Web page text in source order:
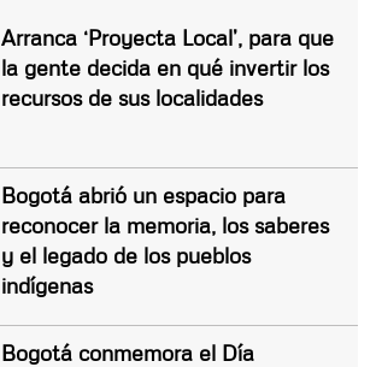
Arranca ‘Proyecta Local’, para que
la gente decida en qué invertir los
recursos de sus localidades
Bogotá abrió un espacio para
reconocer la memoria, los saberes
y el legado de los pueblos
indígenas
Bogotá conmemora el Día